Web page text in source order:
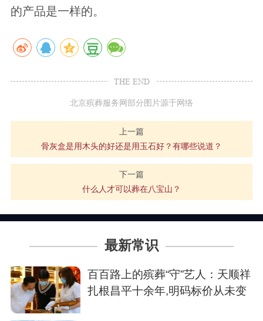
的产品是一样的。
THE END
北京殡葬服务网部分图片源于网络
上一篇
骨灰盒是用木头的好还是用玉石好？有哪些说道？
下一篇
什么人才可以葬在八宝山？
最新常识
百百路上的殡葬“守”艺人：天顺祥
扎根昌平十余年,明码标价从未变